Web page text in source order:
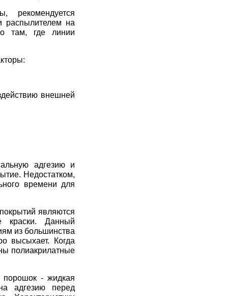
рекомендуется
распылителем на
там, где линии
внешней
адгезию и
Недостатком,
времени для
являются
краски. Данный
из большинства
высыхает. Когда
полиакрилатные
порошок - жидкая
адгезию перед